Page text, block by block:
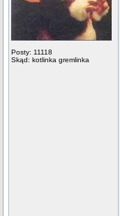
Posty: 11118
Skąd: kotlinka gremlinka